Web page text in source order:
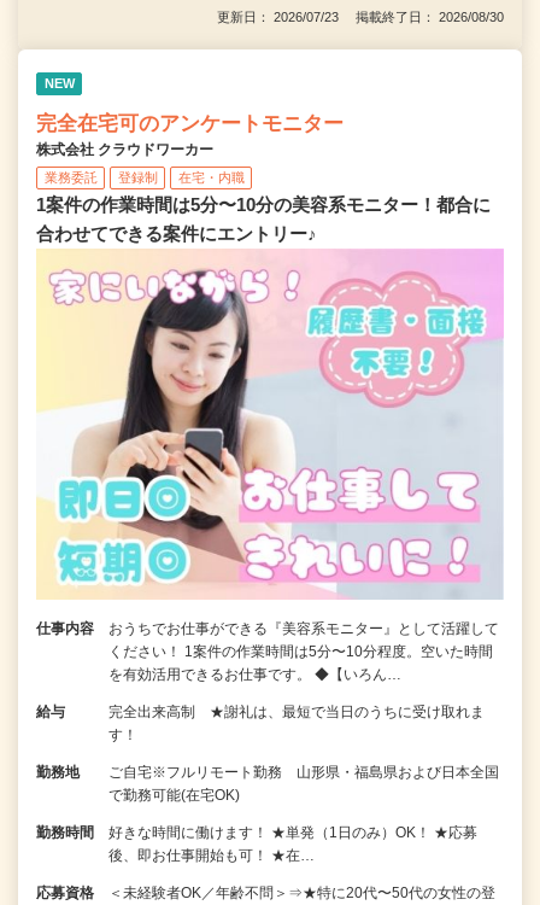
更新日： 2026/07/23 掲載終了日： 2026/08/30
NEW
完全在宅可のアンケートモニター
株式会社 クラウドワーカー
業務委託 登録制 在宅・内職
1案件の作業時間は5分〜10分の美容系モニター！都合に
合わせてできる案件にエントリー♪
仕事内容
おうちでお仕事ができる『美容系モニター』として活躍して
ください！ 1案件の作業時間は5分〜10分程度。空いた時間
を有効活用できるお仕事です。 ◆【いろん…
給与
完全出来高制 ★謝礼は、最短で当日のうちに受け取れま
す！
勤務地
ご自宅※フルリモート勤務 山形県・福島県および日本全国
で勤務可能(在宅OK)
勤務時間
好きな時間に働けます！ ★単発（1日のみ）OK！ ★応募
後、即お仕事開始も可！ ★在…
応募資格
＜未経験者OK／年齢不問＞⇒★特に20代〜50代の女性の登